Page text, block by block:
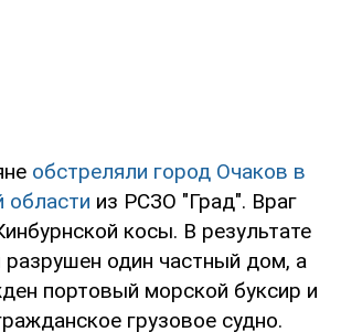
обстреляли город Очаков в
области из РСЗО "Град". Враг
косы. В результате
один частный дом, а
портовый морской буксир и
грузовое судно.